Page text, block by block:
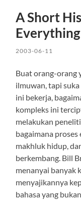
A Short
Everything
2003-06-11
Buat orang-orang
ilmuwan, tapi
ini bekerja,
kompleks ini
melakukan
bagaimana
makhluk hidup,
berkembang. Bill
menanyai banyak
menyajikannya
bahasa yang